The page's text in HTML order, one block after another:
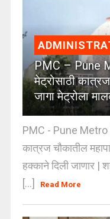
PMC – Pune
मेट्रोसाठी
जागा मेट्रोला
PMC - Pune Metro
कात्रज चौकातील
हक्काने दिली जाणार |
[...]
Read More